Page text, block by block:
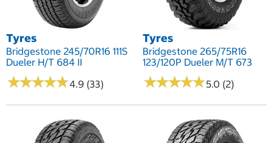
Tyres
Bridgestone 245/70R16 111S
Dueler H/T 684 II
★★★★★
★★★★★4.9 (33)
Tyres
Bridgestone 265/75R16
123/120P Dueler M/T 673
★★★★★
★★★★★5.0 (2)